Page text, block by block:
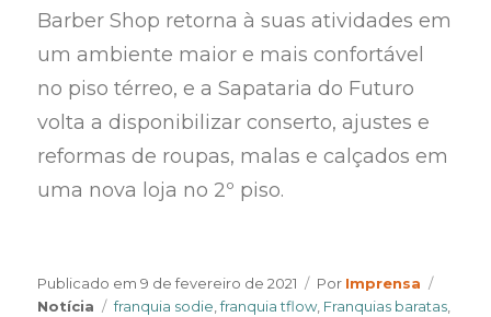
Barber Shop retorna à suas atividades em
um ambiente maior e mais confortável
no piso térreo, e a Sapataria do Futuro
volta a disponibilizar conserto, ajustes e
reformas de roupas, malas e calçados em
uma nova loja no 2º piso.
Publicado em9 de fevereiro de 2021 Por Author
Imprensa
Notícia
Tags
franquia sodie ,franquia tflow, Franquias baratas